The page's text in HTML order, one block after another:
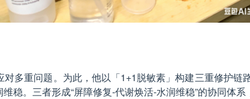
多重问题。为此，他以「1+1脱敏素」构建三重修护
。三者形成“屏障修复-代谢焕活-水润维稳”的协同体系